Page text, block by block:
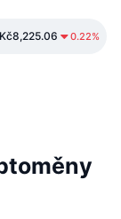
Kč8,225.06 0.22%